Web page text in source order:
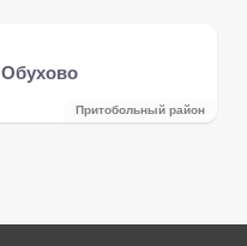
Обухово
Притобольный район